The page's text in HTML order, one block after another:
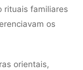
rituais familiares
os
orientais,